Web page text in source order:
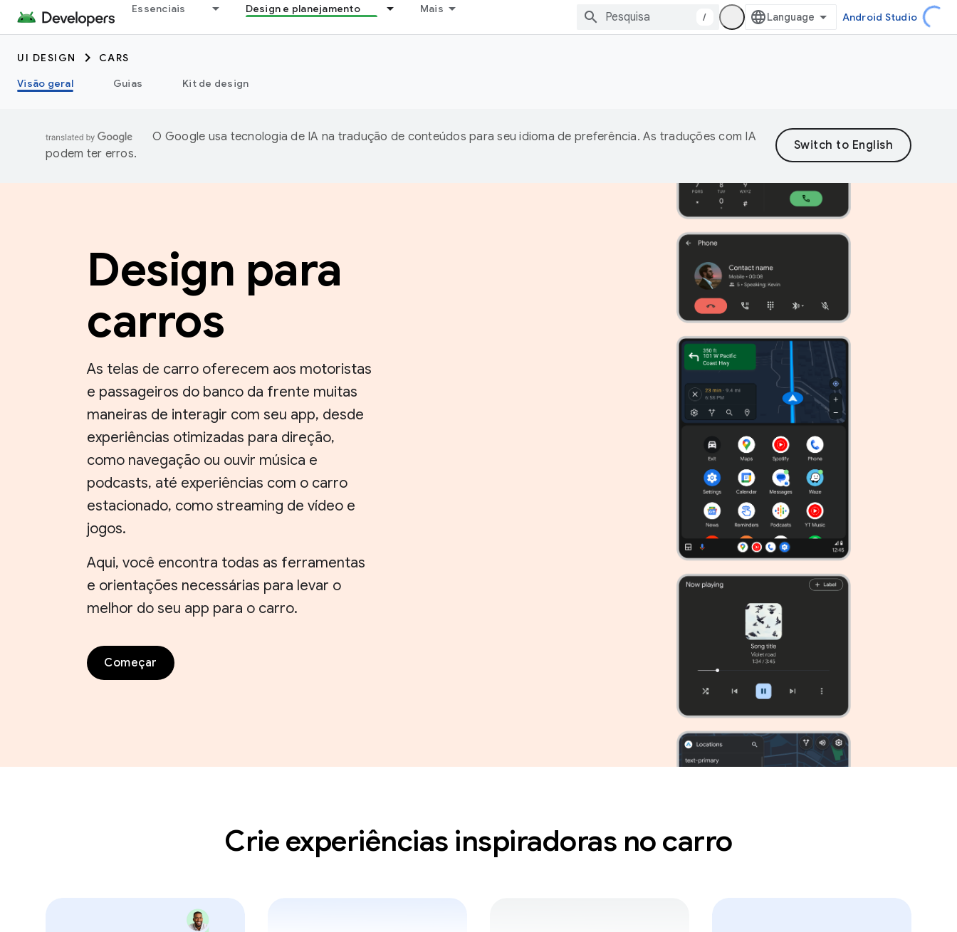
Essenciais Design e planejamento Mais
/ Android Studio
UI DESIGN
CARS
Visão geral
Guias Kit de design
O Google usa tecnologia de IA na tradução de conteúdos para seu idioma de preferência. As traduções com IA
podem ter erros.
Design para
carros
As telas de carro oferecem aos motoristas
e passageiros do banco da frente muitas
maneiras de interagir com seu app, desde
experiências otimizadas para direção,
como navegação ou ouvir música e
podcasts, até experiências com o carro
estacionado, como streaming de vídeo e
jogos.
Aqui, você encontra todas as ferramentas
e orientações necessárias para levar o
melhor do seu app para o carro.
Começar
Crie experiências inspiradoras no carro